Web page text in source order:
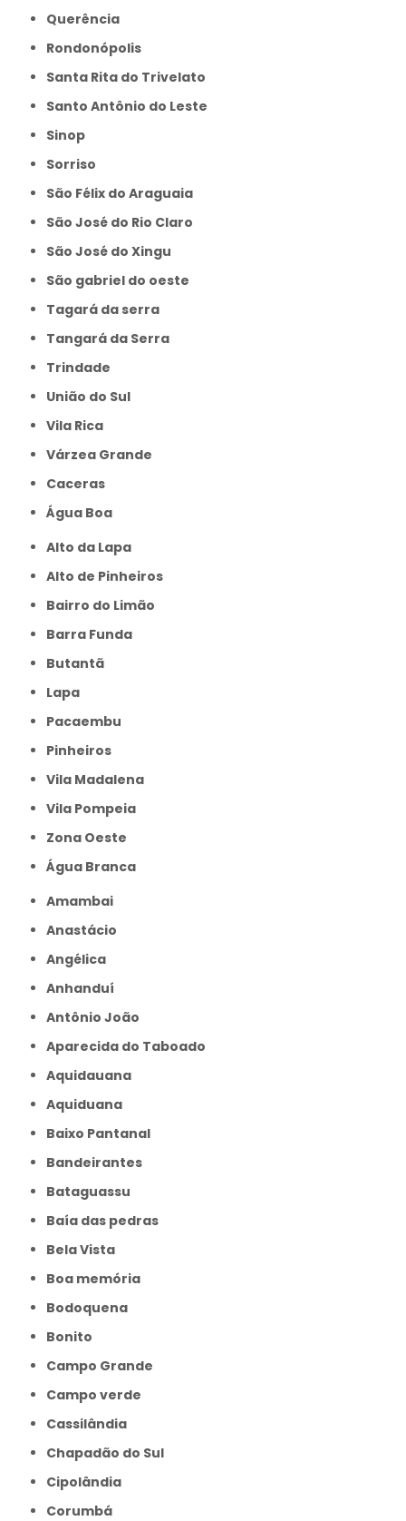
Querência
Rondonópolis
Santa Rita do Trivelato
Santo Antônio do Leste
Sinop
Sorriso
São Félix do Araguaia
São José do Rio Claro
São José do Xingu
São gabriel do oeste
Tagará da serra
Tangará da Serra
Trindade
União do Sul
Vila Rica
Várzea Grande
caceras
Água Boa
Alto da Lapa
Alto de Pinheiros
Bairro do Limão
Barra Funda
Butantã
Lapa
Pacaembu
Pinheiros
Vila Madalena
Vila Pompeia
Zona Oeste
Água Branca
Amambai
Anastácio
Angélica
Anhanduí
Antônio João
Aparecida do Taboado
Aquidauana
Aquiduana
Baixo Pantanal
Bandeirantes
Bataguassu
Baía das pedras
Bela Vista
Boa memória
Bodoquena
Bonito
Campo Grande
Campo verde
Cassilândia
Chapadão do Sul
Cipolândia
Corumbá